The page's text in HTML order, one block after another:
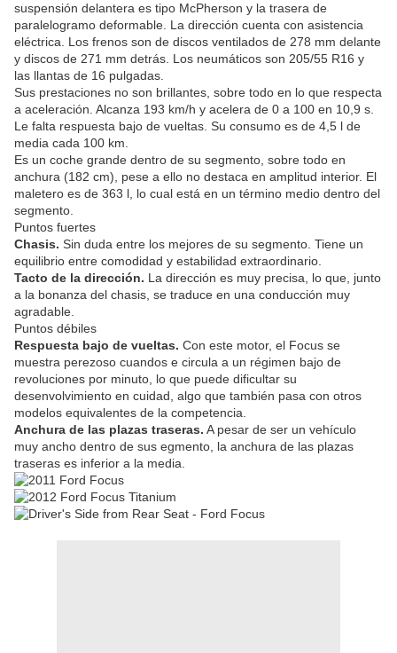
suspensión delantera es tipo McPherson y la trasera de
paralelogramo deformable. La dirección cuenta con asistencia
eléctrica. Los frenos son de discos ventilados de 278 mm delante
y discos de 271 mm detrás. Los neumáticos son 205/55 R16 y
las llantas de 16 pulgadas.
Sus prestaciones no son brillantes, sobre todo en lo que respecta
a aceleración. Alcanza 193 km/h y acelera de 0 a 100 en 10,9 s.
Le falta respuesta bajo de vueltas. Su consumo es de 4,5 l de
media cada 100 km.
Es un coche grande dentro de su segmento, sobre todo en
anchura (182 cm), pese a ello no destaca en amplitud interior. El
maletero es de 363 l, lo cual está en un término medio dentro del
segmento.
Puntos fuertes
Chasis. Sin duda entre los mejores de su segmento. Tiene un
equilibrio entre comodidad y estabilidad extraordinario.
Tacto de la dirección. La dirección es muy precisa, lo que, junto
a la bonanza del chasis, se traduce en una conducción muy
agradable.
Puntos débiles
Respuesta bajo de vueltas. Con este motor, el Focus se
muestra perezoso cuandos e circula a un régimen bajo de
revoluciones por minuto, lo que puede dificultar su
desenvolvimiento en cuidad, algo que también pasa con otros
modelos equivalentes de la competencia.
Anchura de las plazas traseras. A pesar de ser un vehículo
muy ancho dentro de sus egmento, la anchura de las plazas
traseras es inferior a la media.